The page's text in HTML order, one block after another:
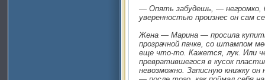
— Опять забудешь, — негромко,
уверенностью произнес он сам
Жена — Марина — просила
прозрачной пачке, со штампом
еще что-то. Кажется, лук. Или
превратившегося в кусок
невозможно. Записную книжку